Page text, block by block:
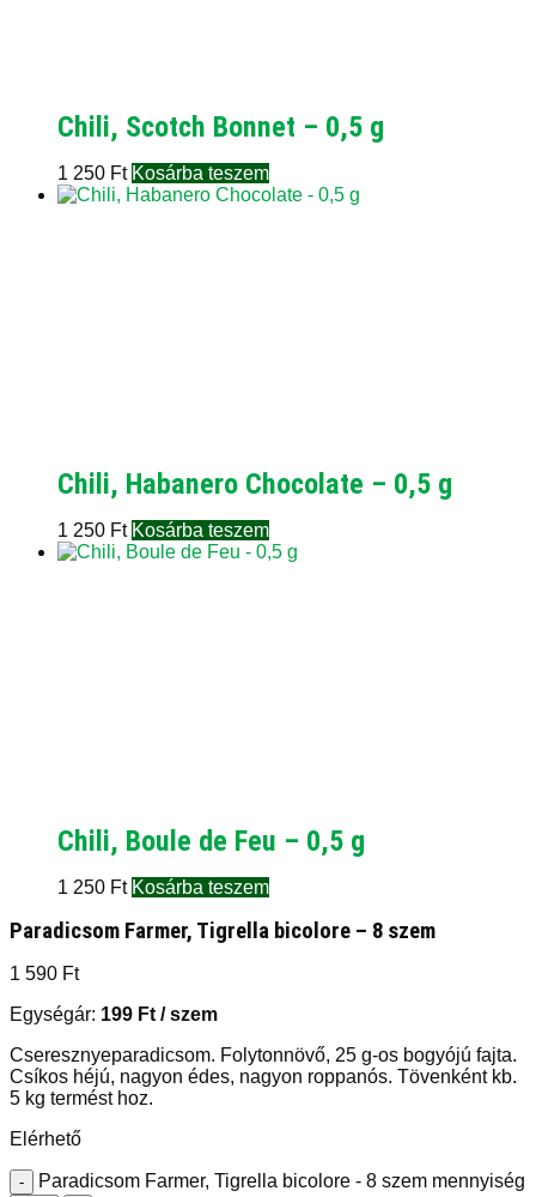
Chili, Scotch Bonnet – 0,5 g
1 250 Ft Kosárba teszem
Chili, Habanero Chocolate – 0,5 g
1 250 Ft Kosárba teszem
Chili, Boule de Feu – 0,5 g
1 250 Ft Kosárba teszem
Paradicsom Farmer, Tigrella bicolore – 8 szem
1 590 Ft
Egységár: 199 Ft / szem
Cseresznyeparadicsom. Folytonnövő, 25 g-os bogyójú fajta.
Csíkos héjú, nagyon édes, nagyon roppanós. Tövenként kb.
5 kg termést hoz.
Elérhető
- Paradicsom Farmer, Tigrella bicolore - 8 szem mennyiség